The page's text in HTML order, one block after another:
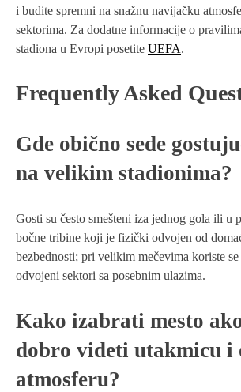
i budite spremni na snažnu navijačku
sektorima. Za dodatne informacije o
stadiona u Evropi posetite UEFA.
Frequently Asked
Gde obično sede
na velikim stadionima?
Gosti su često smešteni iza jednog gola ili u
bočne tribine koji je fizički odvojen od
bezbednosti; pri velikim mečevima koristе
odvojeni sektori sa posebnim ulazima.
Kako izabrati mesto
dobro videti utakmicu i
atmosferu?